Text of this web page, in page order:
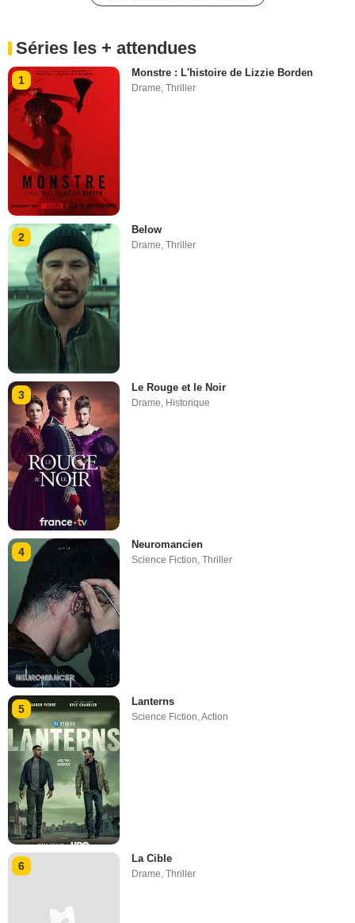
Séries les + attendues
1
Monstre : L'histoire de Lizzie Borden
Drame,Thriller
2
Below
Drame,Thriller
3
Le Rouge et le Noir
Drame Historique
4
Neuromancien
Science Fiction,Thriller
5
Lanterns
Science Fiction,Action
6
La Cible
Drame,Thriller